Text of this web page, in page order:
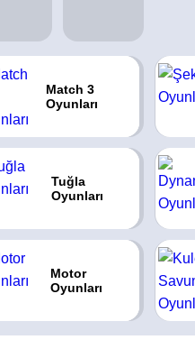
Match 3
Oyunları
Tuğla
Oyunları
Motor
Oyunları